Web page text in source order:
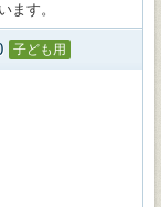
ます。
子ども用